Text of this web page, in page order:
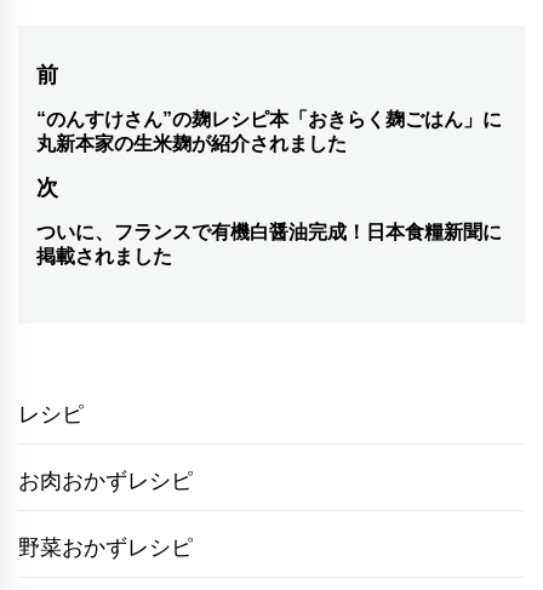
投
稿
ビ
ゲ
ン
前
前
の
投
稿:
“のんすけさん”の麹レシピ本「おきらく麹ごはん」に
丸新本家の生米麹が紹介されました
次
次
の
ついに、フランスで有機白醤油完成！日本食糧新聞に
掲載されました
レシピ
お肉おかずレシピ
野菜おかずレシピ